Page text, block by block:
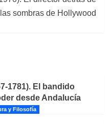
las sombras de Hollywood
1781). El bandido
desde Andalucía
y Filosofía